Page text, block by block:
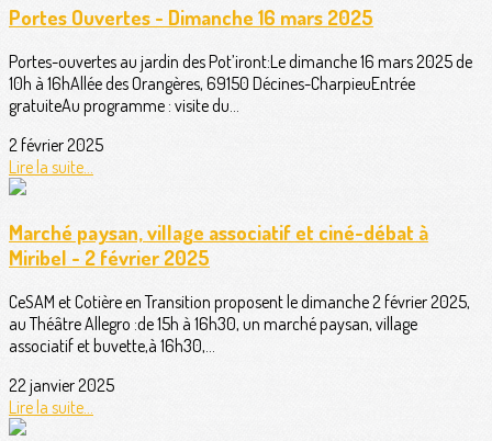
Portes Ouvertes - Dimanche 16 mars 2025
Portes-ouvertes au jardin des Pot’iront:Le dimanche 16 mars 2025 de
10h à 16hAllée des Orangères, 69150 Décines-CharpieuEntrée
gratuiteAu programme : visite du...
2 février 2025
Lire la suite...
Marché paysan, village associatif et ciné-débat à
Miribel - 2 février 2025
CeSAM et Cotière en Transition proposent le dimanche 2 février 2025,
au Théâtre Allegro :de 15h à 16h30, un marché paysan, village
associatif et buvette,à 16h30,...
22 janvier 2025
Lire la suite...